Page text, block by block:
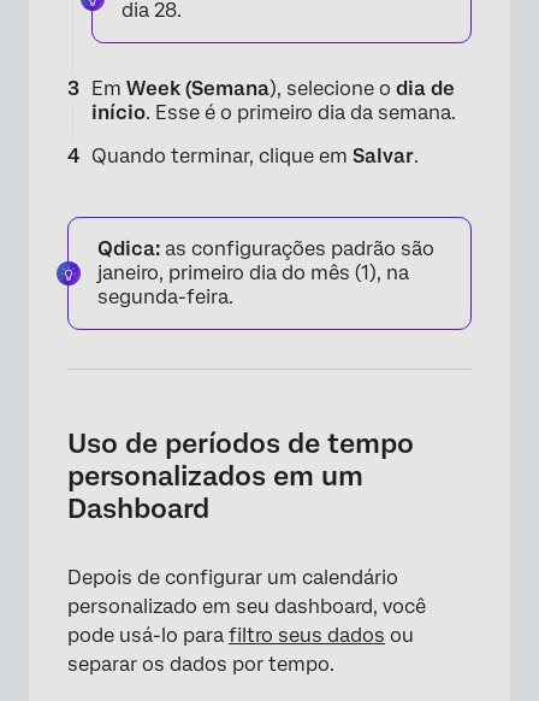
×
dia 28.
Em Week (Semana), selecione o dia de
início. Esse é o primeiro dia da semana.
Quando terminar, clique em Salvar.
Qdica: as configurações padrão são
janeiro, primeiro dia do mês (1), na
segunda-feira.
Uso de períodos de tempo
personalizados em um
Dashboard
Depois de configurar um calendário
personalizado em seu dashboard, você
pode usá-lo para filtro seus dados ou
separar os dados por tempo.